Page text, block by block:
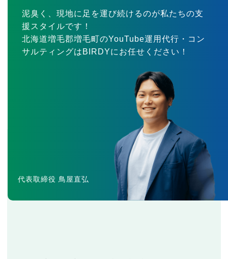
泥臭く、現地に足を運び続けるのが私たちの支
援スタイルです！
北海道増毛郡増毛町のYouTube運用代行・コン
サルティングはBIRDYにお任せください！
代表取締役 鳥屋直弘